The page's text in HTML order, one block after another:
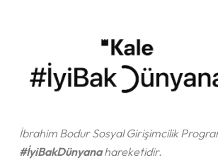
İbrahim Bodur Sosyal Girişimcilik
#İyiBakDünyanahareketidir.